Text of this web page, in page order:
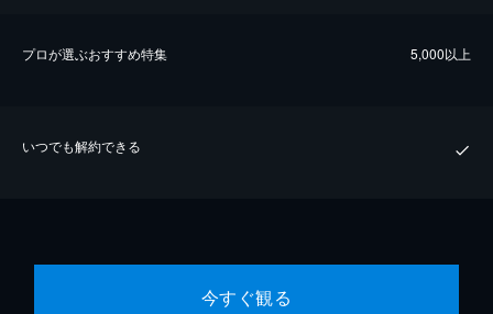
プロが選ぶおすすめ特集 5,000以上
いつでも解約できる
今すぐ観る